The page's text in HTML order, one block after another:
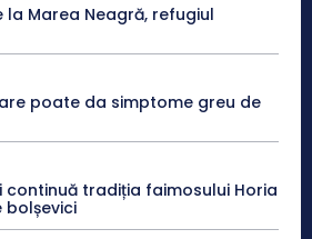
la Marea Neagră, refugiul
poate da simptome greu de
continuă tradiția faimosului Horia
bolșevici